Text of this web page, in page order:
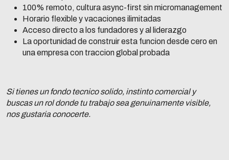
100% remoto, cultura async-first sin micromanagement
Horario flexible y vacaciones ilimitadas
Acceso directo a los fundadores y al liderazgo
La oportunidad de construir esta funcion desde cero en
una empresa con traccion global probada
Si tienes un fondo tecnico solido, instinto comercial y
buscas un rol donde tu trabajo sea genuinamente visible,
nos gustaria conocerte.